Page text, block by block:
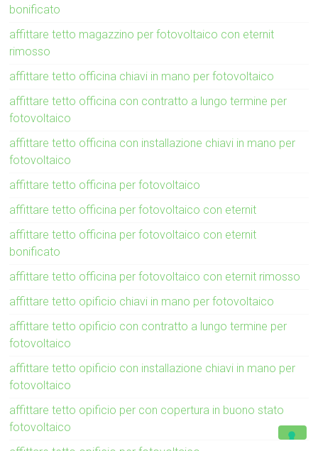
bonificato
affittare tetto magazzino per fotovoltaico con eternit
rimosso
affittare tetto officina chiavi in mano per fotovoltaico
affittare tetto officina con contratto a lungo termine per
fotovoltaico
affittare tetto officina con installazione chiavi in mano per
fotovoltaico
affittare tetto officina per fotovoltaico
affittare tetto officina per fotovoltaico con eternit
affittare tetto officina per fotovoltaico con eternit
bonificato
affittare tetto officina per fotovoltaico con eternit rimosso
affittare tetto opificio chiavi in mano per fotovoltaico
affittare tetto opificio con contratto a lungo termine per
fotovoltaico
affittare tetto opificio con installazione chiavi in mano per
fotovoltaico
affittare tetto opificio per con copertura in buono stato
fotovoltaico